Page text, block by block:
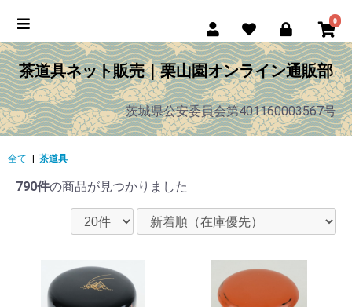
0
茶道具ネット販売｜栗山園オンライン通販部
茨城県公安委員会第401160003567号
全て 茶道具
790件の商品が見つかりました